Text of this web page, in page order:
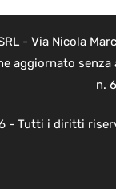
- Via Nicola
aggiornato
n.
- Tutti i diritti